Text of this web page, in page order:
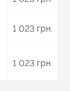
1 023 грн.
1 023 грн.